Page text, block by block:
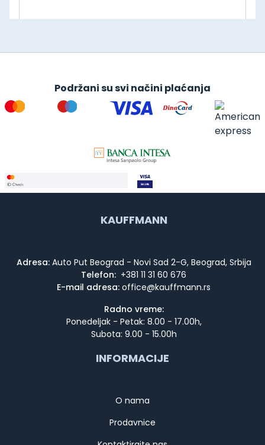
Podržani su svi načini plaćanja
KAUFFMANN
Adresa:Auto Put Beograd - Novi Sad 2-G, Beograd, Srbija
Telefon: +381 11 31 60 676
E-mail adresa:
Radno vreme:
Ponedeljak - Petak: 8.00 - 17.00h,
Subota: 9.00 - 15.00h
INFORMACIJE
O nama
Prodavnice